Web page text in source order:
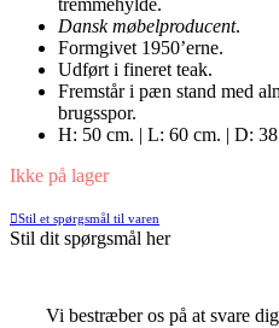
tremmehylde.
Dansk møbelproducent.
Formgivet 1950’erne.
Udført i fineret teak.
Fremstår i pæn stand med
brugsspor.
H: 50 cm. | L: 60 cm. | D:
Ikke på lager
Stil et spørgsmål til varen
Stil dit spørgsmål her
Vi bestræber os på at svare